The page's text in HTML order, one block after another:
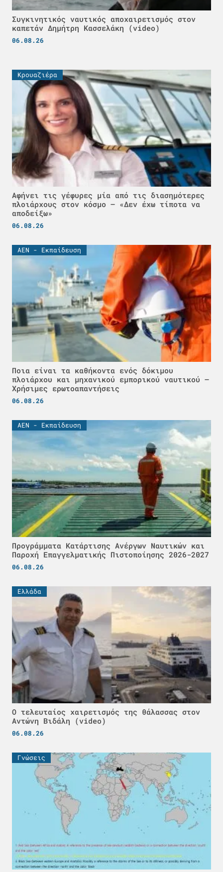
Συγκινητικός ναυτικός αποχαιρετισμός στον
καπετάν Δημήτρη Κασσελάκη (video)
06.08.26
Κρουαζιέρα
Αφήνει τις γέφυρες μία από τις διασημότερες
πλοιάρχους στον κόσμο – «Δεν έχω τίποτα να
αποδείξω»
06.08.26
ΑΕΝ - Εκπαίδευση
Ποια είναι τα καθήκοντα ενός δόκιμου
πλοιάρχου και μηχανικού εμπορικού ναυτικού –
Χρήσιμες ερωτοαπαντήσεις
06.08.26
ΑΕΝ - Εκπαίδευση
Προγράμματα Κατάρτισης Ανέργων Ναυτικών και
Παροχή Επαγγελματικής Πιστοποίησης 2026-2027
06.08.26
Ελλάδα
Ο τελευταίος χαιρετισμός της θάλασσας στον
Αντώνη Βιδάλη (video)
06.08.26
Γνώσεις